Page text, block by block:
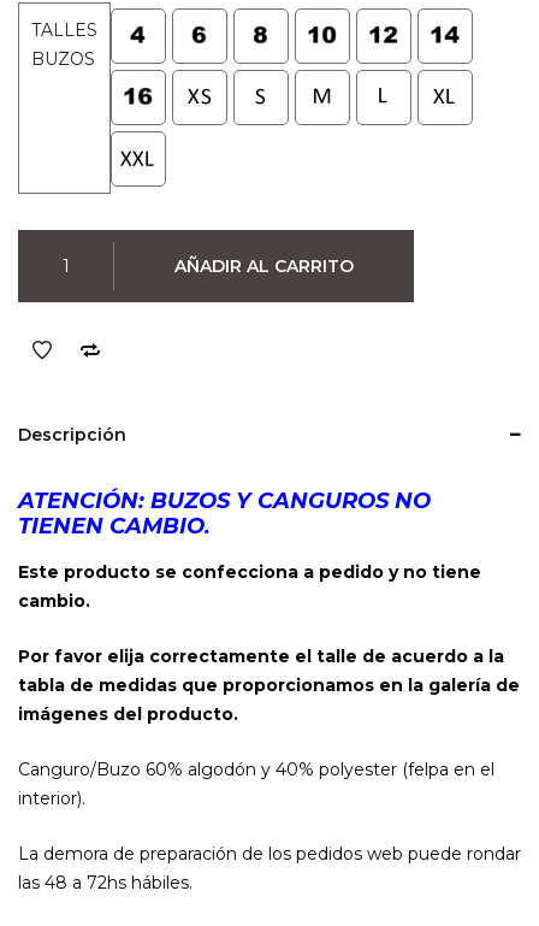
TALLES
BUZOS
Wars
Im
cantidad
AÑADIR AL CARRITO
Descripción
ATENCIÓN: BUZOS Y CANGUROS NO
TIENEN CAMBIO.
Este producto se confecciona a pedido y no tiene
cambio.
Por favor elija correctamente el talle de acuerdo a la
tabla de medidas que proporcionamos en la galería de
imágenes del producto.
Canguro/Buzo 60% algodón y 40% polyester (felpa en el
interior).
La demora de preparación de los pedidos web puede rondar
las 48 a 72hs hábiles.